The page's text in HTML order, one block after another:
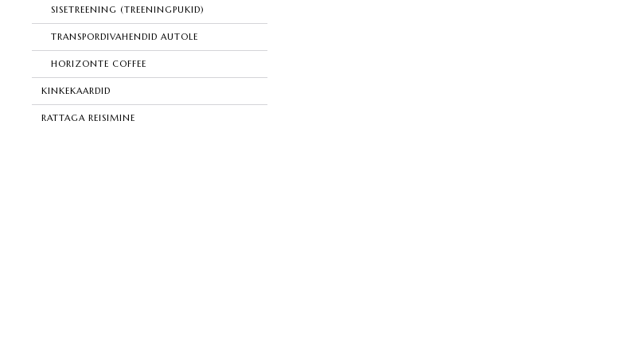
SISETREENING (TREENINGPUKID)
TRANSPORDIVAHENDID AUTOLE
HORIZONTE COFFEE
KINKEKAARDID
RATTAGA REISIMINE